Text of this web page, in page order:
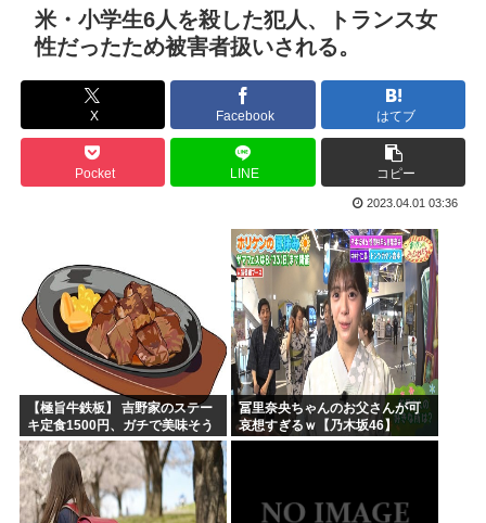
【正論】中国政府「日本は原爆の被害者面を辞め、原爆が落と...
拷問官「ヤニネコのキャラで抜け」
ちいかわ見に来たよ?
ホロライブのVtuber、劇場版メイドインアビスの主題歌...
海外「日本なんて行くんじゃなかった…」 日本を知ってしま...
高市早苗政権「円安ホクホクゥ！財政健全化は目指さない！で...
クウラ「…着床したな」 悟空「 」
トランプ「結局のところ(次期大統領選で)私たちはJ.D....
韓国人「悲報：サッカー協会の審判への性接待が事実の場合、...
「おっさんの自堕落な生活を美少女にやらせるアニメ」、増え...
韓国、サッカーW杯予選で審判を性接待して買収していたこと...
米・小学生6人を殺した犯人、トランス女
性だったため被害者扱いされる。
X Facebook はてブ
Pocket LINE コピー
2023.04.01 03:36
【極旨牛鉄板】 吉野家のステー
キ定食1500円、ガチで美味そう
ｗｗｗ
冨里奈央ちゃんのお父さんが可
哀想すぎるｗ【乃木坂46】